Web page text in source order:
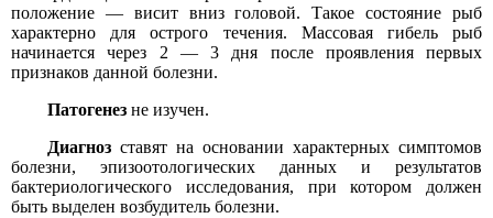
положение — висит вниз головой. Такое состояние рыб
характерно для острого течения. Массовая гибель рыб
начинается через 2 — 3 дня после проявления первых
признаков данной болезни.
Патогенез не изучен.
Диагноз ставят на основании характерных симптомов
болезни, эпизоотологических данных и результатов
бактериологического исследования, при котором должен
быть выделен возбудитель болезни.